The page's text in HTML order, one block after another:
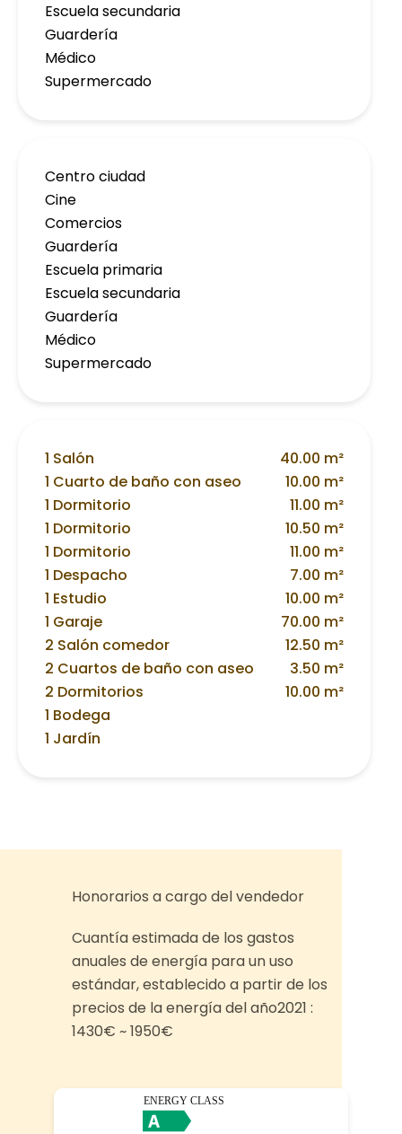
Escuela secundaria
Guardería
Médico
Supermercado
Centro ciudad
Cine
Comercios
Guardería
Escuela primaria
Escuela secundaria
Guardería
Médico
Supermercado
1 Salón
40.00 m²
1 Cuarto de baño con aseo
10.00 m²
1 Dormitorio
11.00 m²
1 Dormitorio
10.50 m²
1 Dormitorio
11.00 m²
1 Despacho
7.00 m²
1 Estudio
10.00 m²
1 Garaje
70.00 m²
2 Salón comedor
12.50 m²
2 Cuartos de baño con aseo
3.50 m²
2 Dormitorios
10.00 m²
1 Bodega
1 Jardín
Honorarios a cargo del vendedor
Cuantía estimada de los gastos
anuales de energía para un uso
estándar, establecido a partir de los
precios de la energía del año2021 :
1430€ ~ 1950€